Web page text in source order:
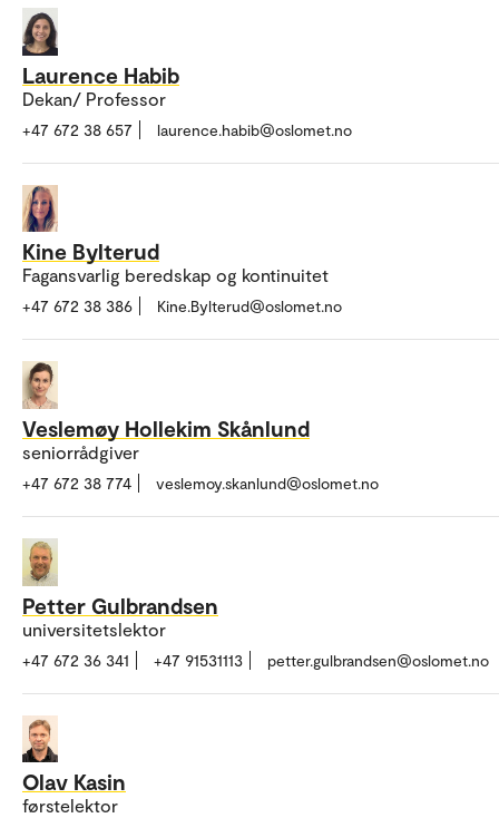
Laurence Habib
Dekan/ Professor
+47 672 38 657 laurence.habib@oslomet.no
Kine Bylterud
Fagansvarlig beredskap og kontinuitet
+47 672 38 386 Kine.Bylterud@oslomet.no
Veslemøy Hollekim Skånlund
seniorrådgiver
+47 672 38 774 veslemoy.skanlund@oslomet.no
Petter Gulbrandsen
universitetslektor
+47 672 36 341 +47 91531113 petter.gulbrandsen@oslomet.no
Olav Kasin
førstelektor